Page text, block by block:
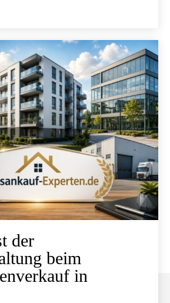
der
beim
in